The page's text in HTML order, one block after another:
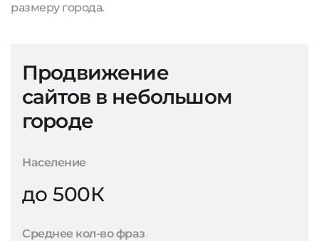
размеру города.
Продвижение
сайтов в небольшом
городе
Население
до 500К
Среднее кол-во фраз